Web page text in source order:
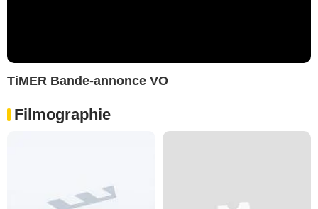
TiMER Bande-annonce VO
Filmographie